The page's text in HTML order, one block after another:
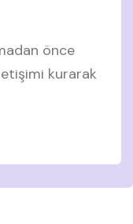
önce
kurarak